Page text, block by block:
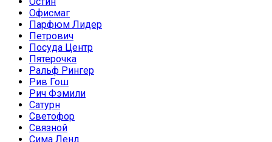
Офисмаг
Парфюм Лидер
Петрович
Посуда Центр
Пятерочка
Ральф Рингер
Рив Гош
Рич Фэмили
Сатурн
Светофор
Связной
Сима Ленд